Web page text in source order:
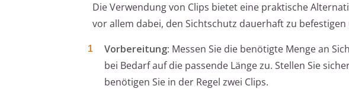
Die Verwendung von Clips bietet eine praktische
vor allem dabei, den Sichtschutz dauerhaft zu
Vorbereitung: Messen Sie die benötigte Menge an
bei Bedarf auf die passende Länge zu. Stellen Sie
benötigen Sie in der Regel zwei Clips.